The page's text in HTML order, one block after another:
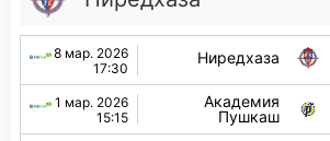
8 мар. 2026
17:30
Ниредхаза
1 мар. 2026
15:15
Академия
Пушкаш